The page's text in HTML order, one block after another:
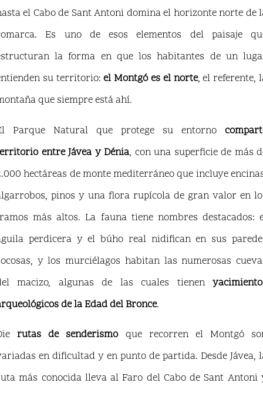
el Cabo de Sant Antoni domina el horizonte norte de
Es uno de esos elementos del paisaje
la forma en que los habitantes de un
su territorio:el Montgó es el norte, el referente,
que siempre está ahí.
Parque Natural que protege su entorno
entre Jávea y Dénia, con una superficie de más
hectáreas de monte mediterráneo que incluye
pinos y una flora rupícola de gran valor en
más altos. La fauna tiene nombres destacados:
perdicera y el búho real nidifican en sus
y los murciélagos habitan las numerosas
macizo, algunas de las cuales tienen
de la Edad del Bronce.
rutas de senderismoque recorren el Montgó
en dificultad y en punto de partida. Desde Jávea,
más conocida lleva al Faro del Cabo de Sant Antoni